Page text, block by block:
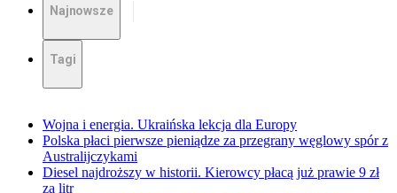
Najnowsze
Tagi
Wojna i energia. Ukraińska lekcja dla Europy
Polska płaci pierwsze pieniądze za przegrany węglowy spór z
Australijczykami
Diesel najdroższy w historii. Kierowcy płacą już prawie 9 zł
za litr